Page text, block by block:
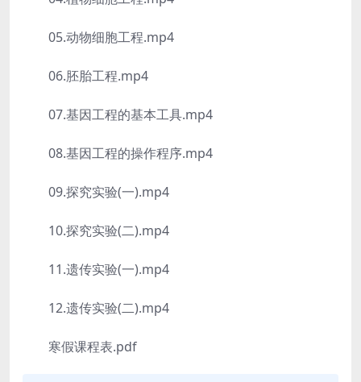
05.动物细胞工程.mp4
06.胚胎工程.mp4
07.基因工程的基本工具.mp4
08.基因工程的操作程序.mp4
09.探究实验(一).mp4
10.探究实验(二).mp4
11.遗传实验(一).mp4
12.遗传实验(二).mp4
寒假课程表.pdf